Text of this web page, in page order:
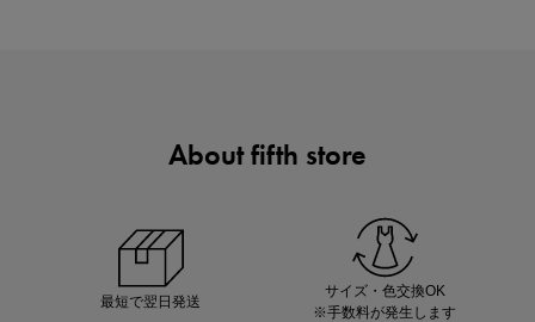
About fifth store
最短で翌日発送
サイズ・色交換OK
※手数料が発生します